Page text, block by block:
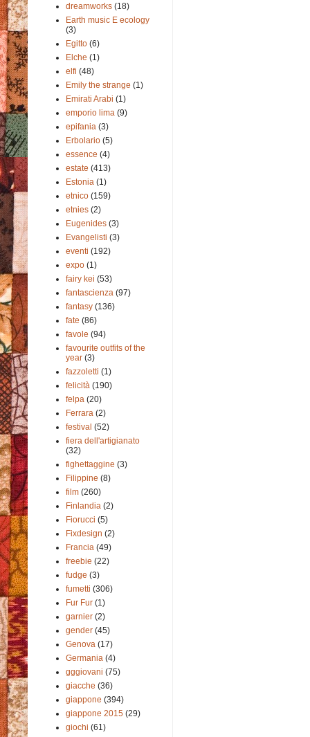
dreamworks (18)
Earth music E ecology
(3)
Egitto (6)
Elche (1)
elfi (48)
Emily the strange (1)
Emirati Arabi (1)
emporio lima (9)
epifania (3)
Erbolario (5)
essence (4)
estate (413)
Estonia (1)
etnico (159)
etnies (2)
Eugenides (3)
Evangelisti (3)
eventi (192)
expo (1)
fairy kei (53)
fantascienza (97)
fantasy (136)
fate (86)
favole (94)
favourite outfits of the
year (3)
fazzoletti (1)
felicità (190)
felpa (20)
Ferrara (2)
festival (52)
fiera dell'artigianato
(32)
fighettaggine (3)
Filippine (8)
film (260)
Finlandia (2)
Fiorucci (5)
Fixdesign (2)
Francia (49)
freebie (22)
fudge (3)
fumetti (306)
Fur Fur (1)
garnier (2)
gender (45)
Genova (17)
Germania (4)
gggiovani (75)
giacche (36)
giappone (394)
giappone 2015 (29)
giochi (61)